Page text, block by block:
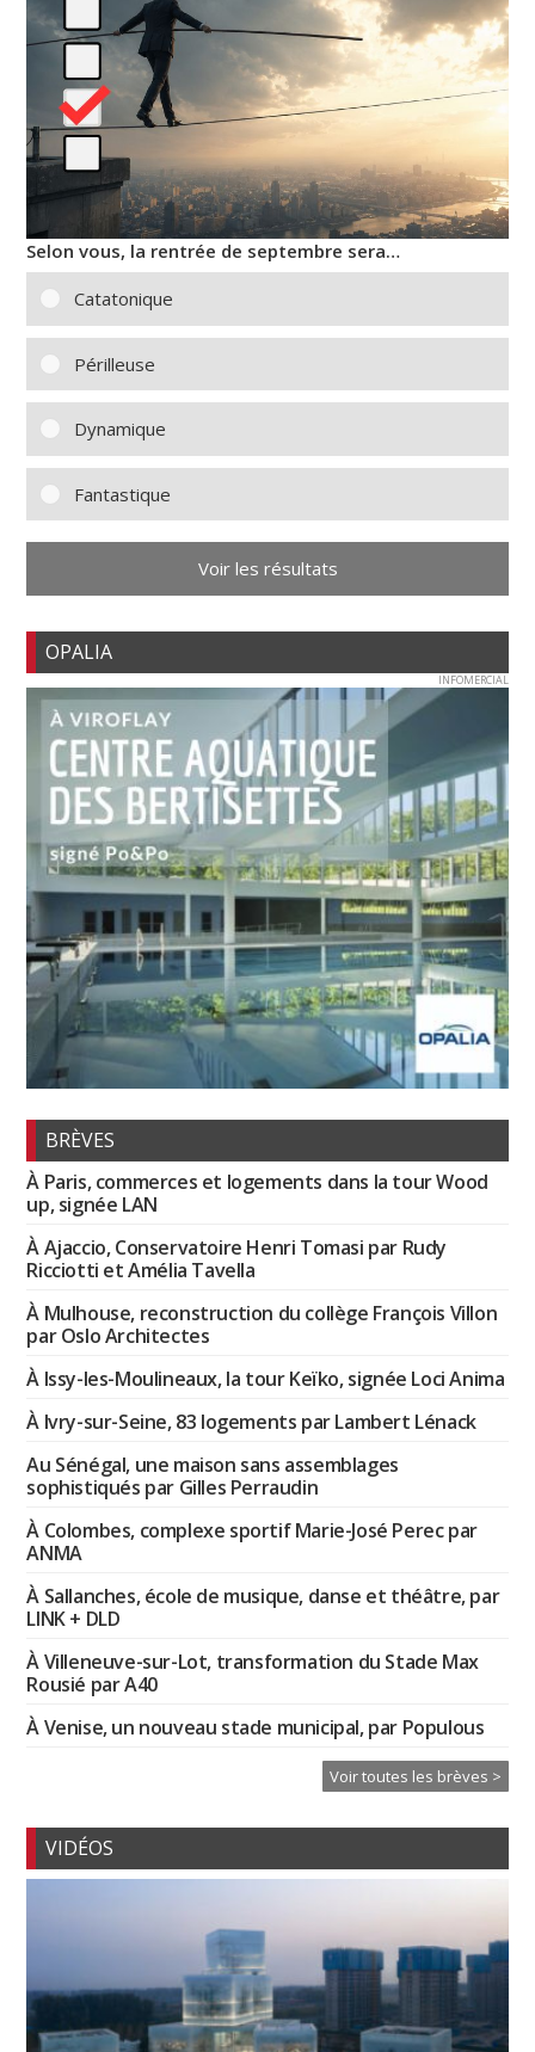
Selon vous, la rentrée de septembre sera…
Catatonique
Périlleuse
Dynamique
Fantastique
Voir les résultats
OPALIA
INFOMERCIAL
BRÈVES
À Paris, commerces et logements dans la tour Wood
up, signée LAN
À Ajaccio, Conservatoire Henri Tomasi par Rudy
Ricciotti et Amélia Tavella
À Mulhouse, reconstruction du collège François Villon
par Oslo Architectes
À Issy-les-Moulineaux, la tour Keïko, signée Loci Anima
À Ivry-sur-Seine, 83 logements par Lambert Lénack
Au Sénégal, une maison sans assemblages
sophistiqués par Gilles Perraudin
À Colombes, complexe sportif Marie-José Perec par
ANMA
À Sallanches, école de musique, danse et théâtre, par
LINK + DLD
À Villeneuve-sur-Lot, transformation du Stade Max
Rousié par A40
À Venise, un nouveau stade municipal, par Populous
Voir toutes les brèves >
VIDÉOS